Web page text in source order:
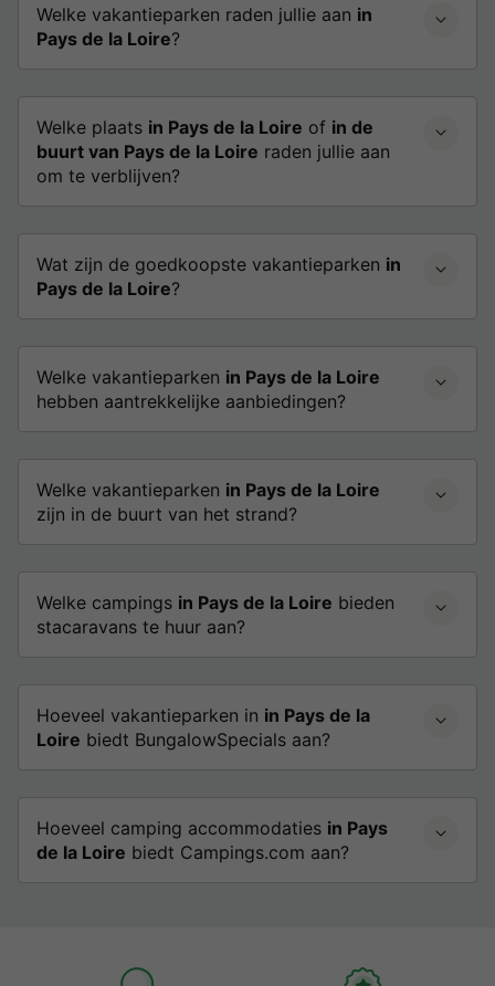
Welke vakantieparken raden jullie aan in
Pays de la Loire?
Welke plaats in Pays de la Loire of in de
buurt van Pays de la Loire raden jullie aan
om te verblijven?
Wat zijn de goedkoopste vakantieparken in
Pays de la Loire?
Welke vakantieparken in Pays de la Loire
hebben aantrekkelijke aanbiedingen?
Welke vakantieparken in Pays de la Loire
zijn in de buurt van het strand?
Welke campings in Pays de la Loire bieden
stacaravans te huur aan?
Hoeveel vakantieparken in in Pays de la
Loire biedt BungalowSpecials aan?
Hoeveel camping accommodaties in Pays
de la Loire biedt Campings.com aan?